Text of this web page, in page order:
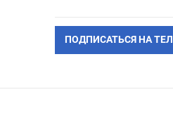
ПОДПИСАТЬСЯ НА